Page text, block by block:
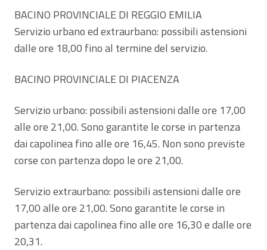
BACINO PROVINCIALE DI REGGIO EMILIA
Servizio urbano ed extraurbano: possibili astensioni
dalle ore 18,00 fino al termine del servizio.
BACINO PROVINCIALE DI PIACENZA
Servizio urbano: possibili astensioni dalle ore 17,00
alle ore 21,00. Sono garantite le corse in partenza
dai capolinea fino alle ore 16,45. Non sono previste
corse con partenza dopo le ore 21,00.
Servizio extraurbano: possibili astensioni dalle ore
17,00 alle ore 21,00. Sono garantite le corse in
partenza dai capolinea fino alle ore 16,30 e dalle ore
20,31.